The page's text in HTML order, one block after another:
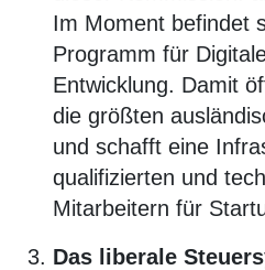
Im Moment befindet
Programm für
Entwicklung. Damit
die größten
und schafft eine
qualifizierten und
Mitarbeitern für
Das liberale